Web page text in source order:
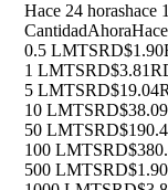
Hace 24 horashace
CantidadAhora
0.5 LMTSRD$1.90
1 LMTSRD$3.81
5 LMTSRD$19.04
10 LMTSRD$38.09
50 LMTS
100 LMTS
500 LMTS